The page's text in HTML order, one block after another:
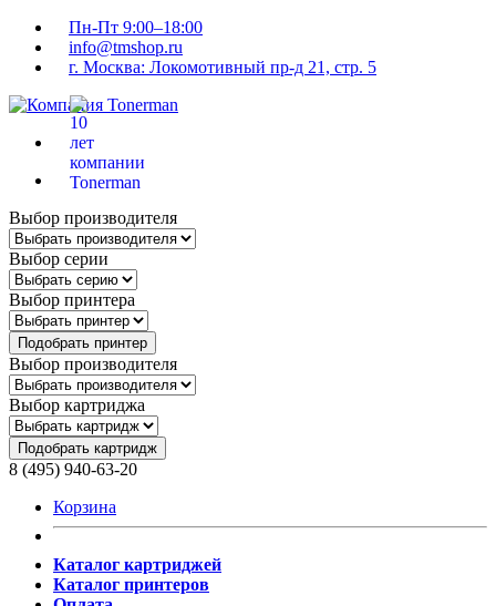
Пн-Пт 9:00–18:00
info@tmshop.ru
г. Москва: Локомотивный пр-д 21, стр. 5
Выбор производителя
Выбор серии
Выбор принтера
Подобрать принтер
Выбор производителя
Выбор картриджа
Подобрать картридж
8 (495) 940-63-20
Корзина
Каталог картриджей
Каталог принтеров